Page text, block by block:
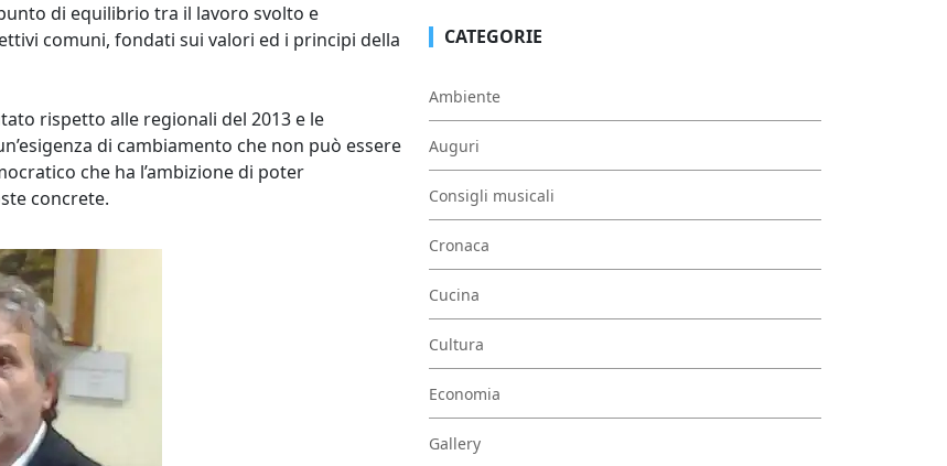
di equilibrio tra il lavoro svolto e
comuni, fondati sui valori ed i principi della
rispetto alle regionali del 2013 e le
di cambiamento che non può essere
che ha l’ambizione di poter
concrete.
CATEGORIE
Ambiente
Auguri
Consigli musicali
Cronaca
Cucina
Cultura
Economia
Gallery